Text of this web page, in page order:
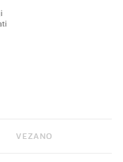
VEZANO